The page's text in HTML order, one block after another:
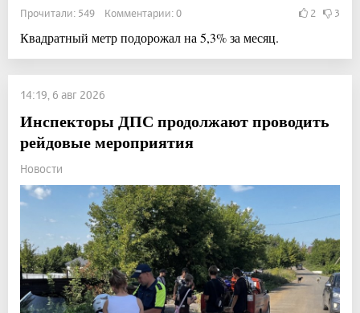
Прочитали: 549 Комментарии: 0 2 3
Квадратный метр подорожал на 5,3% за месяц.
14:19, 6 авг 2026
Инспекторы ДПС продолжают проводить
рейдовые мероприятия
Новости